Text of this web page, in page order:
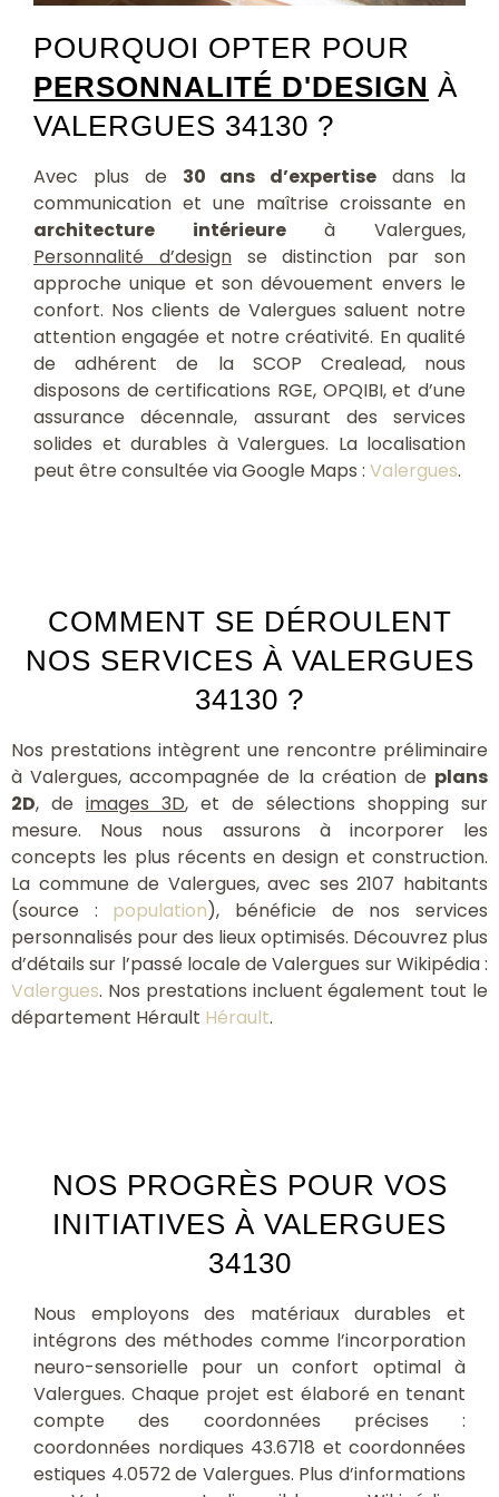
POURQUOI OPTER POUR
PERSONNALITÉ D'DESIGN À
VALERGUES 34130 ?
Avec plus de 30 ans d’expertise dans la
communication et une maîtrise croissante en
architecture intérieureà Valergues,
Personnalité d’designse distinction par son
approche unique et son dévouement envers le
confort. Nos clients de Valergues saluent notre
attention engagée et notre créativité. En qualité
de adhérent de la SCOP Crealead, nous
disposons de certifications RGE, OPQIBI, et d’une
assurance décennale, assurant des services
solides et durables à Valergues. La localisation
peut être consultée via Google Maps : Valergues.
COMMENT SE DÉROULENT
NOS SERVICES À VALERGUES
34130 ?
Nos prestations intègrent une rencontre préliminaire
à Valergues, accompagnée de la création de plans
2D, de images 3D, et de sélections shopping sur
mesure. Nous nous assurons à incorporer les
concepts les plus récents en design et construction.
La commune de Valergues, avec ses 2107 habitants
(source : population), bénéficie de nos services
personnalisés pour des lieux optimisés. Découvrez plus
d’détails sur l’passé locale de Valergues sur Wikipédia :
Valergues. Nos prestations incluent également tout le
département Hérault Hérault.
NOS PROGRÈS POUR VOS
INITIATIVES À VALERGUES
34130
Nous employons des matériaux durables et
intégrons des méthodes comme l’incorporation
neuro-sensorielle pour un confort optimal à
Valergues. Chaque projet est élaboré en tenant
compte des coordonnées précises :
coordonnées nordiques 43.6718 et coordonnées
estiques 4.0572 de Valergues. Plus d’informations